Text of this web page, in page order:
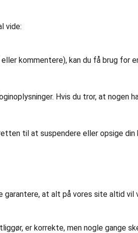
vide:
kommentere), kan du få brug for
Hvis du tror, at nogen
til at suspendere eller opsige din
at alt på vores site altid vil
er korrekte, men nogle gange